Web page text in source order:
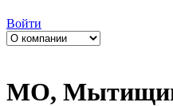
Войти
МО,